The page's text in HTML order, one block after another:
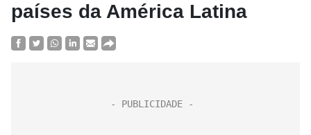
países da América Latina